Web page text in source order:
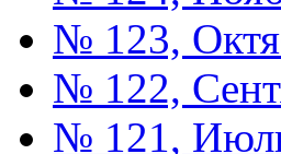
№ 123,
№ 122,
№ 121,